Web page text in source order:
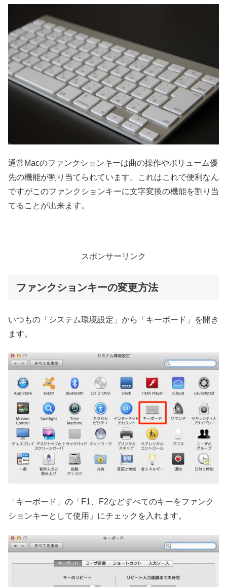
通常Macのファンクションキーは曲の操作やボリューム優
先の機能が割り当てられています。これはこれで便利なん
ですがこのファンクションキーに文字変換の機能を割り当
てることが出来ます。
スポンサーリンク
ファンクションキーの変更方法
いつもの「システム環境設定」から「キーボード」を開き
ます。
「キーボード」の「F1、F2などすべてのキーをファンク
ションキーとして使用」にチェックを入れます。